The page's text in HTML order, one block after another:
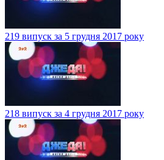
219 випуск за 5 грудня 2017 року
218 випуск за 4 грудня 2017 року